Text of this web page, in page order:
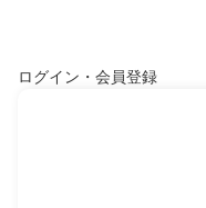
ログイン・会員登録